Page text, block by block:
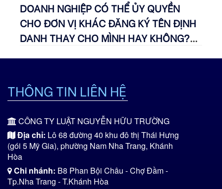
DOANH NGHIỆP CÓ THỂ ỦY QUYỀN
CHO ĐƠN VỊ KHÁC ĐĂNG KÝ TÊN ĐỊNH
DANH THAY CHO MÌNH HAY KHÔNG?
THÔNG TIN LIÊN HỆ
CÔNG TY LUẬT NGUYỄN HỮU TRƯỜNG
Địa chỉ: Lô 68 đường 40 khu đô thị Thái Hưng
(gói 5 Mỹ Gia), phường Nam Nha Trang, Khánh
Hòa
Chi nhánh: B8 Phan Bội Châu - Chợ Đầm -
Tp.Nha Trang - T.Khánh Hòa